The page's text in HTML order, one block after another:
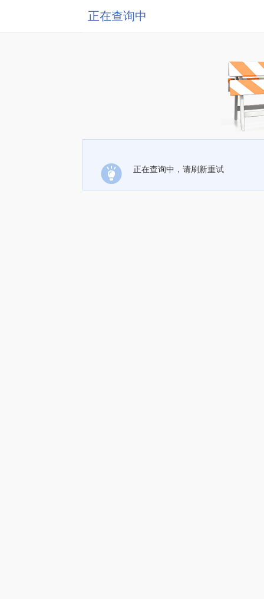
正在查询中
正在查询中，请刷新重试